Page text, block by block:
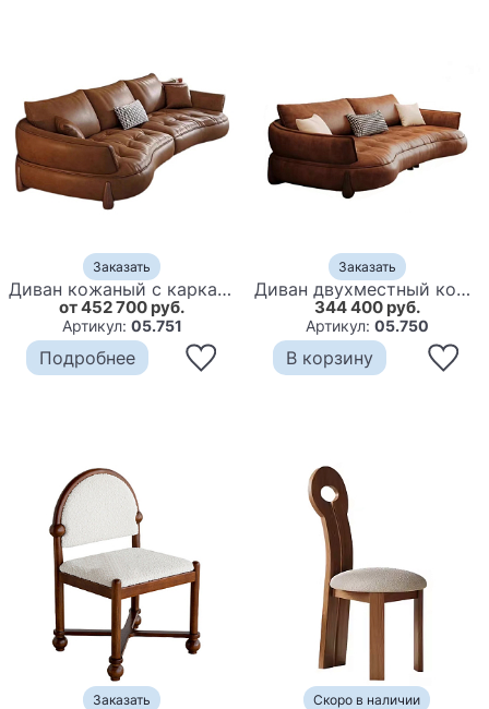
Заказать
Диван кожаный с каркасом из массива дерева Medieval Furniture
от 452 700 руб.
Артикул: 05.751
Подробнее
Заказать
Диван двухместный кожаный с каркасом из массива дерева Medieval Furniture
344 400 руб.
Артикул: 05.750
В корзину
Заказать Скоро в наличии